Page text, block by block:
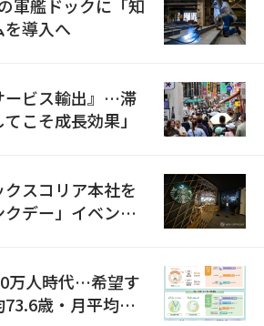
軍艦ドックに「知
導入へ
ービス輸出』…滞
こそ成長効果」
スコリア本社を
デー」イベント
万人時代…希望す
歳・月平均賃